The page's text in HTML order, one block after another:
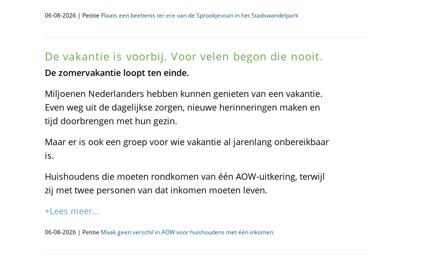
06-08-2026 | Petitie Plaats een beeltenis ter ere van de Sprookjestuin in het Stadswandelpark
De vakantie is voorbij. Voor velen begon die nooit.
De zomervakantie loopt ten einde.
Miljoenen Nederlanders hebben kunnen genieten van een vakantie.
Even weg uit de dagelijkse zorgen, nieuwe herinneringen maken en
tijd doorbrengen met hun gezin.
Maar er is ook een groep voor wie vakantie al jarenlang onbereikbaar
is.
Huishoudens die moeten rondkomen van één AOW-uitkering, terwijl
zij met twee personen van dat inkomen moeten leven.
+Lees meer...
06-08-2026 | Petitie Maak geen verschil in AOW voor huishoudens met één inkomen